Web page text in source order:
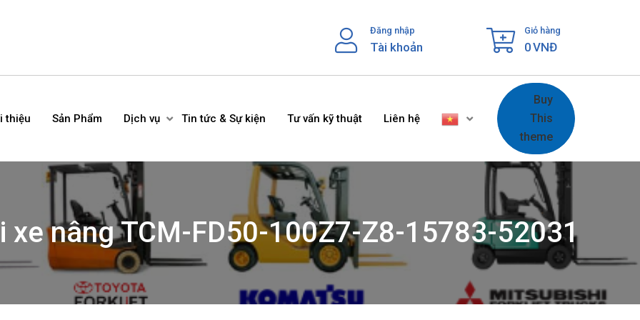
Đăng nhập
Tài khoản
Giỏ hàng
0VNĐ
thiệu Sản Phẩm Dịch vụ Tin tức & Sự kiện Tư vấn kỹ thuật Liên hệ
Buy
This
theme
xe nâng TCM-FD50-100Z7-Z8-15783-52031